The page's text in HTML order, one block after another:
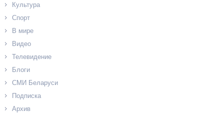
Культура
Спорт
В мире
Видео
Телевидение
Блоги
СМИ Беларуси
Подписка
Архив